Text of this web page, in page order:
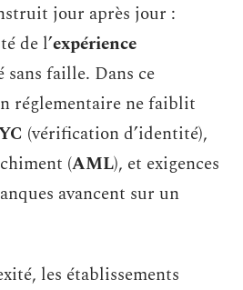
jour après jour :
de l’expérience
sans faille. Dans ce
réglementaire ne faiblit
(vérification d’identité),
(AML), et exigences
avancent sur un
les établissements